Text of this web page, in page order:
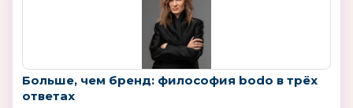
Больше, чем бренд: философия bodo в трёх
ответах